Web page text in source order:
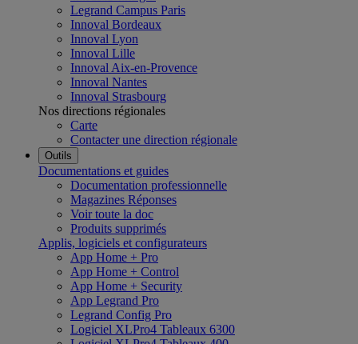
Legrand Campus Paris
Innoval Bordeaux
Innoval Lyon
Innoval Lille
Innoval Aix-en-Provence
Innoval Nantes
Innoval Strasbourg
Nos directions régionales
Carte
Contacter une direction régionale
Outils
Documentations et guides
Documentation professionnelle
Magazines Réponses
Voir toute la doc
Produits supprimés
Applis, logiciels et configurateurs
App Home + Pro
App Home + Control
App Home + Security
App Legrand Pro
Legrand Config Pro
Logiciel XLPro4 Tableaux 6300